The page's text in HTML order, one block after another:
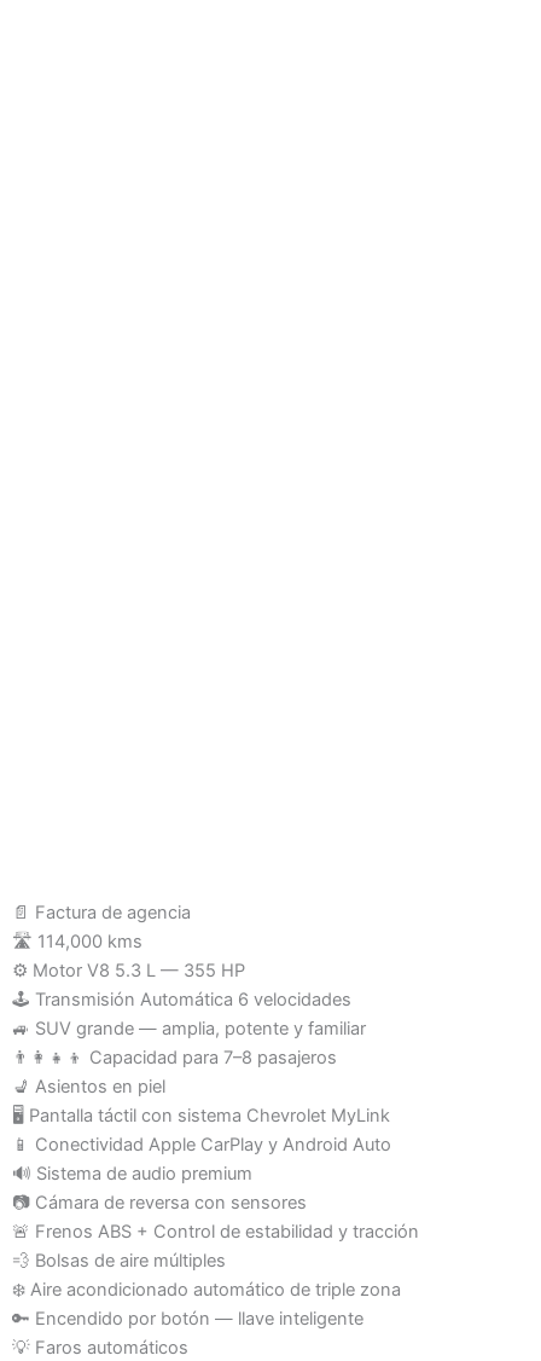
📄 Factura de agencia
🛣️ 114,000 kms
⚙️ Motor V8 5.3 L — 355 HP
🕹️ Transmisión Automática 6 velocidades
🚙 SUV grande — amplia, potente y familiar
👨‍👩‍👧‍👦 Capacidad para 7–8 pasajeros
💺 Asientos en piel
🖥️ Pantalla táctil con sistema Chevrolet MyLink
📱 Conectividad Apple CarPlay y Android Auto
🔊 Sistema de audio premium
📷 Cámara de reversa con sensores
🚨 Frenos ABS + Control de estabilidad y tracción
💨 Bolsas de aire múltiples
❄️ Aire acondicionado automático de triple zona
🔑 Encendido por botón — llave inteligente
💡 Faros automáticos